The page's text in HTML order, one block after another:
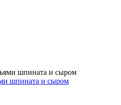
шпината и сыром